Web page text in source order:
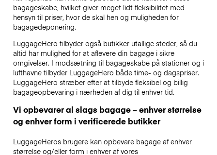
bagageskabe, hvilket giver meget lidt fleksibilitet med
hensyn til priser, hvor de skal hen og muligheden for
bagagedeponering.
LuggageHero tilbyder også butikker utallige steder, så du
altid har mulighed for at aflevere din bagage i sikre
omgivelser. I modsætning til bagageskabe på stationer og i
lufthavne tilbyder LuggageHero både time- og dagspriser.
LuggageHero stræber efter at tilbyde fleksibel og billig
bagageopbevaring i nærheden af dig til enhver tid.
Vi opbevarer al slags bagage – enhver størrelse
og enhver form i verificerede butikker
LuggageHeros brugere kan opbevare bagage af enhver
størrelse og/eller form i enhver af vores